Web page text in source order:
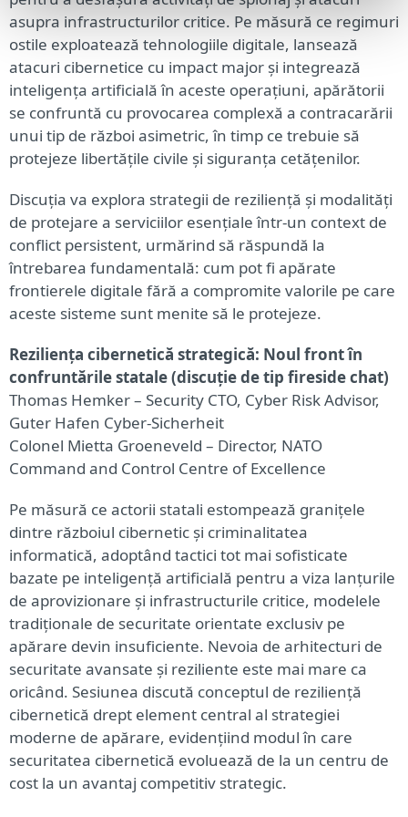
asupra infrastructurilor critice. Pe măsură ce regimuri
ostile exploatează tehnologiile digitale, lansează
atacuri cibernetice cu impact major și integrează
inteligența artificială în aceste operațiuni, apărătorii
se confruntă cu provocarea complexă a contracarării
unui tip de război asimetric, în timp ce trebuie să
protejeze libertățile civile și siguranța cetățenilor.
Discuția va explora strategii de reziliență și modalități
de protejare a serviciilor esențiale într-un context de
conflict persistent, urmărind să răspundă la
întrebarea fundamentală: cum pot fi apărate
frontierele digitale fără a compromite valorile pe care
aceste sisteme sunt menite să le protejeze.
Reziliența cibernetică strategică: Noul front în
confruntările statale (discuție de tip fireside chat)
Thomas Hemker – Security CTO, Cyber Risk Advisor,
Guter Hafen Cyber-Sicherheit
Colonel Mietta Groeneveld – Director, NATO
Command and Control Centre of Excellence
Pe măsură ce actorii statali estompează granițele
dintre războiul cibernetic și criminalitatea
informatică, adoptând tactici tot mai sofisticate
bazate pe inteligență artificială pentru a viza lanțurile
de aprovizionare și infrastructurile critice, modelele
tradiționale de securitate orientate exclusiv pe
apărare devin insuficiente. Nevoia de arhitecturi de
securitate avansate și reziliente este mai mare ca
oricând. Sesiunea discută conceptul de reziliență
cibernetică drept element central al strategiei
moderne de apărare, evidențiind modul în care
securitatea cibernetică evoluează de la un centru de
cost la un avantaj competitiv strategic.